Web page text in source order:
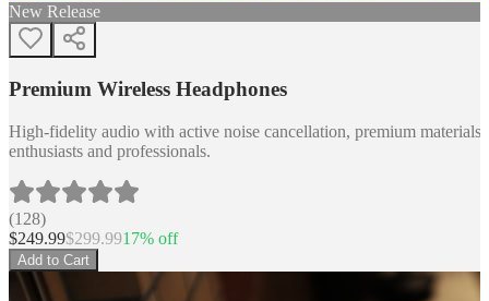
New Release
Premium Wireless Headphones
High-fidelity audio with active noise cancellation, premium
enthusiasts and professionals.
(128)
$249.99$299.9917% off
Add to Cart